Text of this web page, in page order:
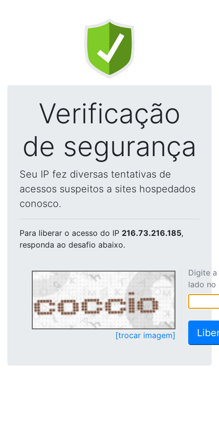
Verificação
de segurança
Seu IP fez diversas tentativas de
acessos suspeitos a sites hospedados
conosco.
Para liberar o acesso do IP 216.73.216.185,
responda ao desafio abaixo.
[trocar imagem]
Digite
lado no